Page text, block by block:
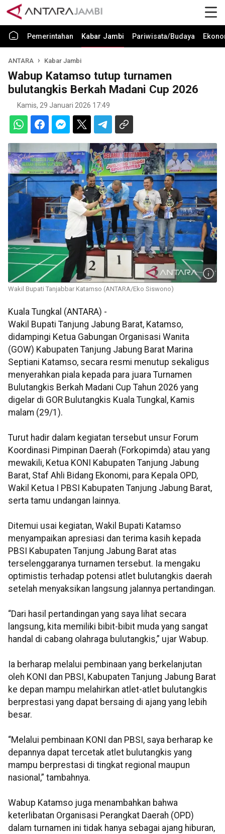
Pemerintahan Kabar Jambi Pariwisata/Budaya
ANTARA Kabar Jambi
Wabup Katamso tutup turnamen
bulutangkis Berkah Madani Cup 2026
Kamis, 29 Januari 2026 17:49
Wakil Bupati Tanjabbar Katamso (ANTARA/Eko Siswono)
Kuala Tungkal (ANTARA) -
Wakil Bupati Tanjung Jabung Barat, Katamso,
didampingi Ketua Gabungan Organisasi Wanita
(GOW) Kabupaten Tanjung Jabung Barat Marina
Septiani Katamso, secara resmi menutup sekaligus
menyerahkan piala kepada para juara Turnamen
Bulutangkis Berkah Madani Cup Tahun 2026 yang
digelar di GOR Bulutangkis Kuala Tungkal, Kamis
malam (29/1).
Turut hadir dalam kegiatan tersebut unsur Forum
Koordinasi Pimpinan Daerah (Forkopimda) atau yang
mewakili, Ketua KONI Kabupaten Tanjung Jabung
Barat, Staf Ahli Bidang Ekonomi, para Kepala OPD,
Wakil Ketua I PBSI Kabupaten Tanjung Jabung Barat,
serta tamu undangan lainnya.
Ditemui usai kegiatan, Wakil Bupati Katamso
menyampaikan apresiasi dan terima kasih kepada
PBSI Kabupaten Tanjung Jabung Barat atas
terselenggaranya turnamen tersebut. Ia mengaku
optimistis terhadap potensi atlet bulutangkis daerah
setelah menyaksikan langsung jalannya pertandingan.
“Dari hasil pertandingan yang saya lihat secara
langsung, kita memiliki bibit-bibit muda yang sangat
handal di cabang olahraga bulutangkis,” ujar Wabup.
Ia berharap melalui pembinaan yang berkelanjutan
oleh KONI dan PBSI, Kabupaten Tanjung Jabung Barat
ke depan mampu melahirkan atlet-atlet bulutangkis
berprestasi yang dapat bersaing di ajang yang lebih
besar.
“Melalui pembinaan KONI dan PBSI, saya berharap ke
depannya dapat tercetak atlet bulutangkis yang
mampu berprestasi di tingkat regional maupun
nasional,” tambahnya.
Wabup Katamso juga menambahkan bahwa
keterlibatan Organisasi Perangkat Daerah (OPD)
dalam turnamen ini tidak hanya sebagai ajang hiburan,